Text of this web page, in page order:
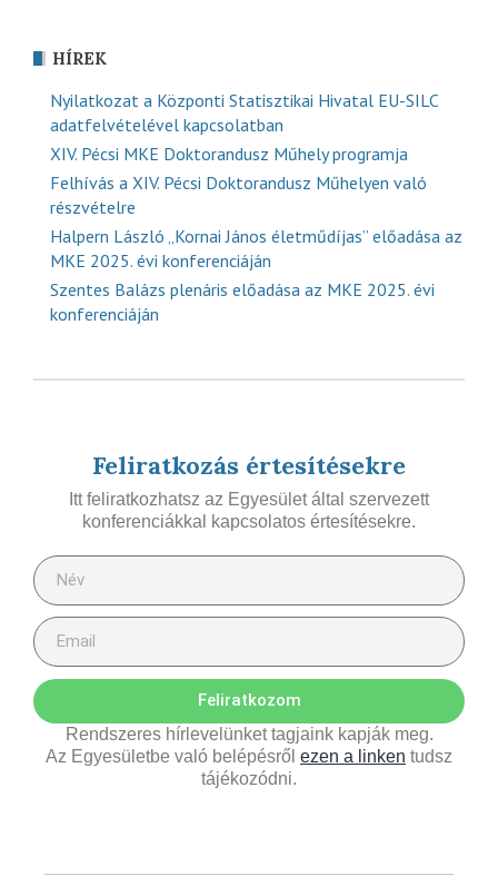
HÍREK
Nyilatkozat a Központi Statisztikai Hivatal EU-SILC
adatfelvételével kapcsolatban
XIV. Pécsi MKE Doktorandusz Műhely programja
Felhívás a XIV. Pécsi Doktorandusz Műhelyen való
részvételre
Halpern László „Kornai János életműdíjas” előadása az
MKE 2025. évi konferenciáján
Szentes Balázs plenáris előadása az MKE 2025. évi
konferenciáján
Feliratkozás értesítésekre
Itt feliratkozhatsz az Egyesület által szervezett
konferenciákkal kapcsolatos értesítésekre.
Feliratkozom
Rendszeres hírlevelünket tagjaink kapják meg.
Az Egyesületbe való belépésről ezen a linken tudsz
tájékozódni.